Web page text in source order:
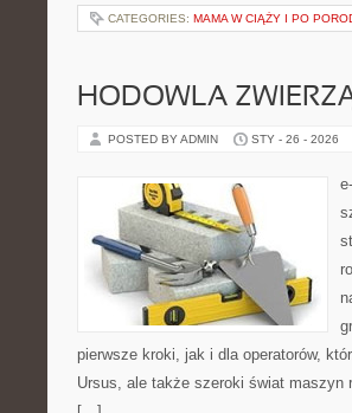
CATEGORIES: MAMA W CIĄŻY I PO
HODOWLA
POSTED BY ADMIN STY - 26 - 2026
pierwsze kroki, jak i dla operatorów,
Ursus, ale także szeroki świat maszyn